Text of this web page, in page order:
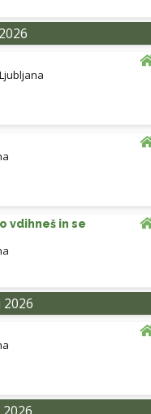
Ljubljana
vdihneš in se